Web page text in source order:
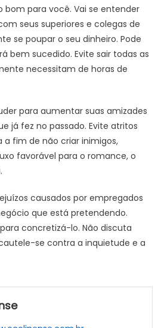
bom para você. Vai se entender
seus superiores e colegas de
se poupar o seu dinheiro. Pode
bem sucedido. Evite sair todas as
necessitam de horas de
para aumentar suas amizades
já fez no passado. Evite atritos
fim de não criar inimigos,
favorável para o romance, o
causados por empregados
que está pretendendo.
concretizá-lo. Não discuta
se contra a inquietude e a